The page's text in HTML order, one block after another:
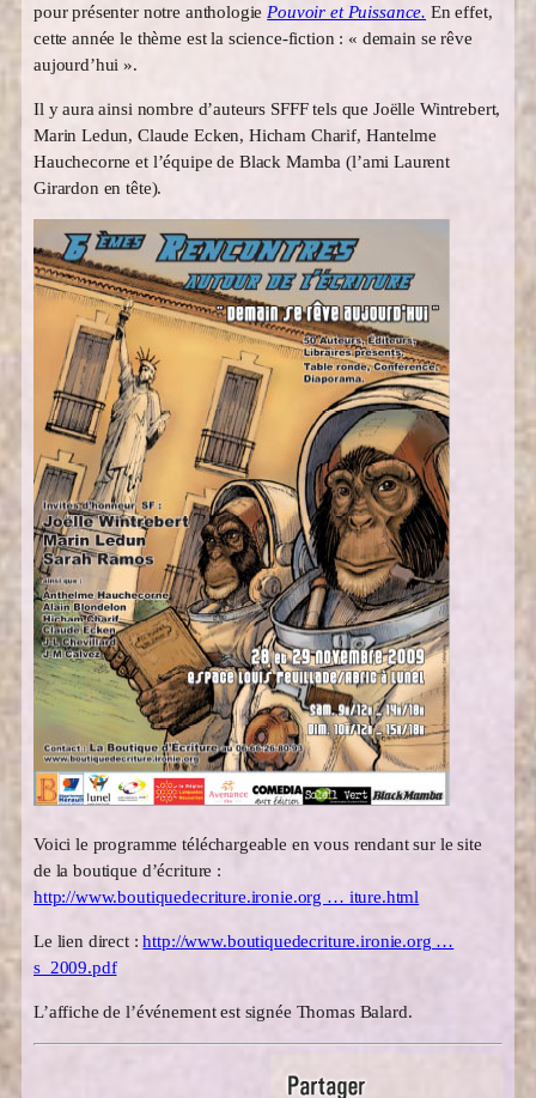
pour présenter notre anthologie Pouvoir et Puissance. En effet,
cette année le thème est la science-fiction : « demain se rêve
aujourd’hui ».
Il y aura ainsi nombre d’auteurs SFFF tels que Joëlle Wintrebert,
Marin Ledun, Claude Ecken, Hicham Charif, Hantelme
Hauchecorne et l’équipe de Black Mamba (l’ami Laurent
Girardon en tête).
Voici le programme téléchargeable en vous rendant sur le site
de la boutique d’écriture :
http://www.boutiquedecriture.ironie.org … iture.html
Le lien direct :http://www.boutiquedecriture.ironie.org …
s_2009.pdf
L’affiche de l’événement est signée Thomas Balard.